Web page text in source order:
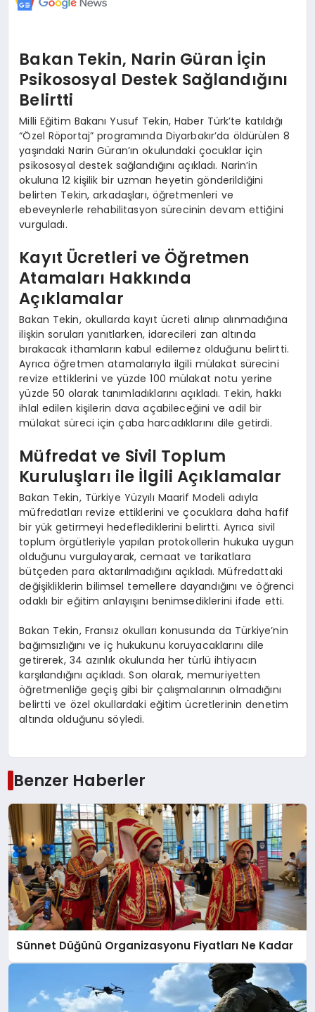
Bakan Tekin, Narin Güran İçin
Psikososyal Destek Sağlandığını
Belirtti
Milli Eğitim Bakanı Yusuf Tekin, Haber Türk’te katıldığı
“Özel Röportaj” programında Diyarbakır’da öldürülen 8
yaşındaki Narin Güran’ın okulundaki çocuklar için
psikososyal destek sağlandığını açıkladı. Narin’in
okuluna 12 kişilik bir uzman heyetin gönderildiğini
belirten Tekin, arkadaşları, öğretmenleri ve
ebeveynlerle rehabilitasyon sürecinin devam ettiğini
vurguladı.
Kayıt Ücretleri ve Öğretmen
Atamaları Hakkında
Açıklamalar
Bakan Tekin, okullarda kayıt ücreti alınıp alınmadığına
ilişkin soruları yanıtlarken, idarecileri zan altında
bırakacak ithamların kabul edilemez olduğunu belirtti.
Ayrıca öğretmen atamalarıyla ilgili mülakat sürecini
revize ettiklerini ve yüzde 100 mülakat notu yerine
yüzde 50 olarak tanımladıklarını açıkladı. Tekin, hakkı
ihlal edilen kişilerin dava açabileceğini ve adil bir
mülakat süreci için çaba harcadıklarını dile getirdi.
Müfredat ve Sivil Toplum
Kuruluşları ile İlgili Açıklamalar
Bakan Tekin, Türkiye Yüzyılı Maarif Modeli adıyla
müfredatları revize ettiklerini ve çocuklara daha hafif
bir yük getirmeyi hedeflediklerini belirtti. Ayrıca sivil
toplum örgütleriyle yapılan protokollerin hukuka uygun
olduğunu vurgulayarak, cemaat ve tarikatlara
bütçeden para aktarılmadığını açıkladı. Müfredattaki
değişikliklerin bilimsel temellere dayandığını ve öğrenci
odaklı bir eğitim anlayışını benimsediklerini ifade etti.
Bakan Tekin, Fransız okulları konusunda da Türkiye’nin
bağımsızlığını ve iç hukukunu koruyacaklarını dile
getirerek, 34 azınlık okulunda her türlü ihtiyacın
karşılandığını açıkladı. Son olarak, memuriyetten
öğretmenliğe geçiş gibi bir çalışmalarının olmadığını
belirtti ve özel okullardaki eğitim ücretlerinin denetim
altında olduğunu söyledi.
Benzer Haberler
Sünnet Düğünü Organizasyonu Fiyatları Ne Kadar